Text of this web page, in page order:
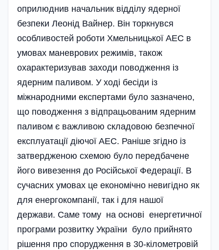
оприлюднив начальник відділу ядерної
безпеки Леонід Вайнер. Він торкнувся
особливостей роботи Хмельницької АЕС в
умовах маневрових режимів, також
охарактеризував заходи поводження із
ядерним паливом. У ході бесіди із
міжнародними експертами було зазначено,
що поводження з відпрацьованим ядерним
паливом є важливою скла­­довою безпечної
експлуатації діючої АЕС. Раніше згідно із
затвердженою схемою було передбачене
його вивезення до Російської Федерації. В
сучасних умовах це економічно невигідно як
для енергокомпанії, так і для нашої
держави. Саме тому на основі енергетичної
програми розвитку України було прийнято
рішення про спорудження в 30-кілометровій